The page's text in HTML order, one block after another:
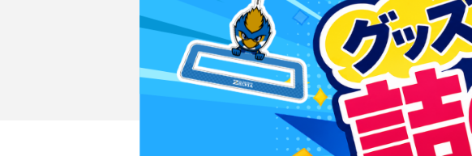
順位表・ゴールランキング
観戦するトップ